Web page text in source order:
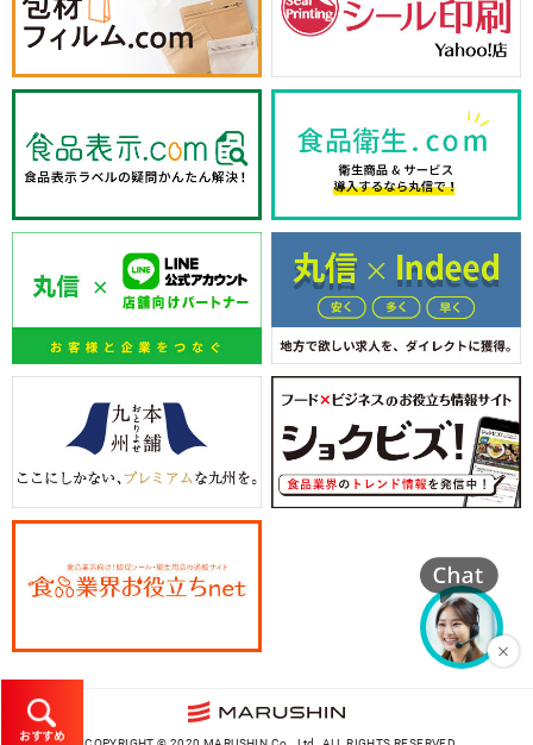
おすすめ